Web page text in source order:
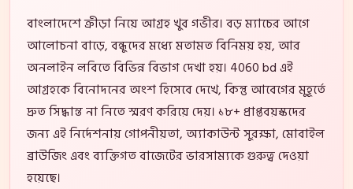
বাংলাদেশে ক্রীড়া নিয়ে আগ্রহ খুব গভীর। বড় ম্যাচের আগে
আলোচনা বাড়ে, বন্ধুদের মধ্যে মতামত বিনিময় হয়, আর
অনলাইন লবিতে বিভিন্ন বিভাগ দেখা হয়। 4060 bd এই
আগ্রহকে বিনোদনের অংশ হিসেবে দেখে, কিন্তু আবেগের মুহূর্তে
দ্রুত সিদ্ধান্ত না নিতে স্মরণ করিয়ে দেয়। ১৮+ প্রাপ্তবয়স্কদের
জন্য এই নির্দেশনায় গোপনীয়তা, অ্যাকাউন্ট সুরক্ষা, মোবাইল
ব্রাউজিং এবং ব্যক্তিগত বাজেটের ভারসাম্যকে গুরুত্ব দেওয়া
হয়েছে।